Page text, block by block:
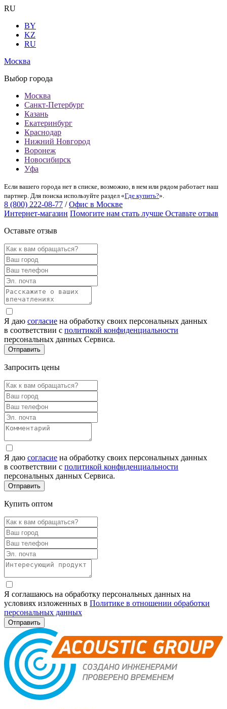
RU
BY
KZ
RU
Москва
Выбор города
Москва
Санкт-Петербург
Казань
Екатеринбург
Краснодар
Нижний Новгород
Воронеж
Новосибирск
Уфа
Если вашего города нет в списке, возможно, в нем или рядом работает наш
партнер. Для поиска используйте раздел «Где купить?».
8 (800) 222-08-77 / Офис в Москве
Интернет-магазин Помогите нам стать лучше Оставьте отзыв
Оставьте отзыв
Я даю согласие на обработку своих персональных данных
в соответствии с политикой конфиденциальности
персональных данных Сервиса.
Запросить цены
Я даю согласие на обработку своих персональных данных
в соответствии с политикой конфиденциальности
персональных данных Сервиса.
Купить оптом
Я соглашаюсь на обработку персональных данных на
условиях изложенных в Политике в отношении обработки
персональных данных